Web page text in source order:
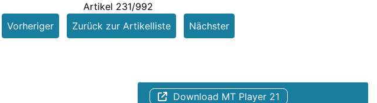
Artikel 231/992
Vorheriger
Zurück zur Artikelliste Nächster
Download MT Player 21